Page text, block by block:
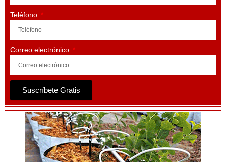
Teléfono
Correo electrónico
Suscríbete Gratis